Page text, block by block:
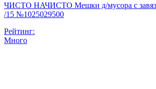
ЧИСТО НАЧИСТО Мешки д/мусора с
/15 №1025029500
Рейтинг:
Много